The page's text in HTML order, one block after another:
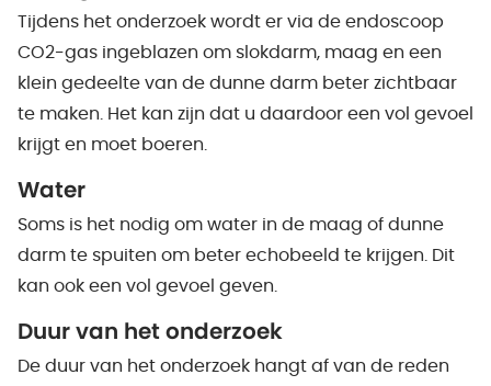
Tijdens het onderzoek wordt er via de endoscoop
CO2-gas ingeblazen om slokdarm, maag en een
klein gedeelte van de dunne darm beter zichtbaar
te maken. Het kan zijn dat u daardoor een vol gevoel
krijgt en moet boeren.
Water
Soms is het nodig om water in de maag of dunne
darm te spuiten om beter echobeeld te krijgen. Dit
kan ook een vol gevoel geven.
Duur van het onderzoek
De duur van het onderzoek hangt af van de reden